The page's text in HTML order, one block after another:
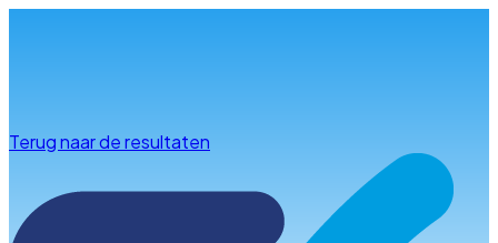
Terug naar de resultaten